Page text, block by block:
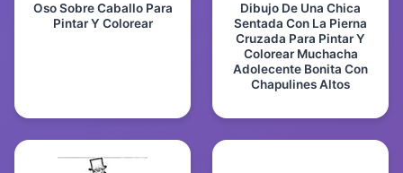
Oso Sobre Caballo Para
Pintar Y Colorear
Dibujo De Una Chica
Sentada Con La Pierna
Cruzada Para Pintar Y
Colorear Muchacha
Adolecente Bonita Con
Chapulines Altos